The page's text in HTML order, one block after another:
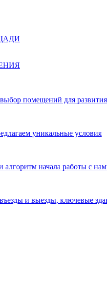
помещений для развития
уникальные условия
начала работы с
и выезды, ключевые